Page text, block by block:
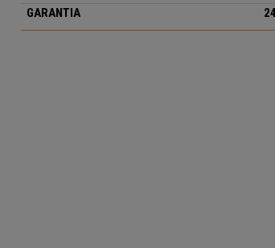
GARANTIA